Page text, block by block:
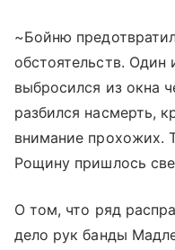
~Бойню
обстоятельств. Один
выбросился из окна
разбился насмерть,
внимание прохожих.
Рощину пришлось
О том, что ряд
дело рук банды